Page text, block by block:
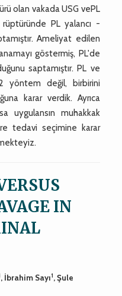
olan vakada USG vePL
PL yalancı -
Ameliyat edilen
göstermiş, PL'de
saptamıştır. PL ve
yöntem değil, birbirini
karar verdik. Ayrıca
uygulansın muhakkak
tedavi seçimine karar
IN
, İbrahim Sayı1, Şule